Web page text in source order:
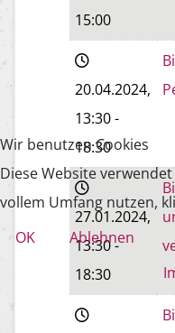
15:00
20.04.2024,
13:30-
18:30
27.01.2024,
13:30-
18:30
Wir benutzen Cookies
Diese Website
vollem Umfang nutzen,
OK
Ablehnen